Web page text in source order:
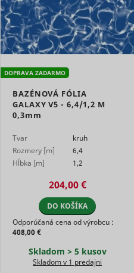
YouTube
the
and
YouTube
player
YouTube
DOPRAVA ZADARMO
BAZÉNOVÁ FÓLIA
GALAXY V5 - 6,4/1,2 M
0,3mm
Tvar
kruh
Rozmery [m]
6,4
Hĺbka [m]
1,2
204,00 €
DO KOŠÍKA
Odporúčaná cena od výrobcu :
408,00 €
Skladom > 5 kusov
Skladom v 1 predajni